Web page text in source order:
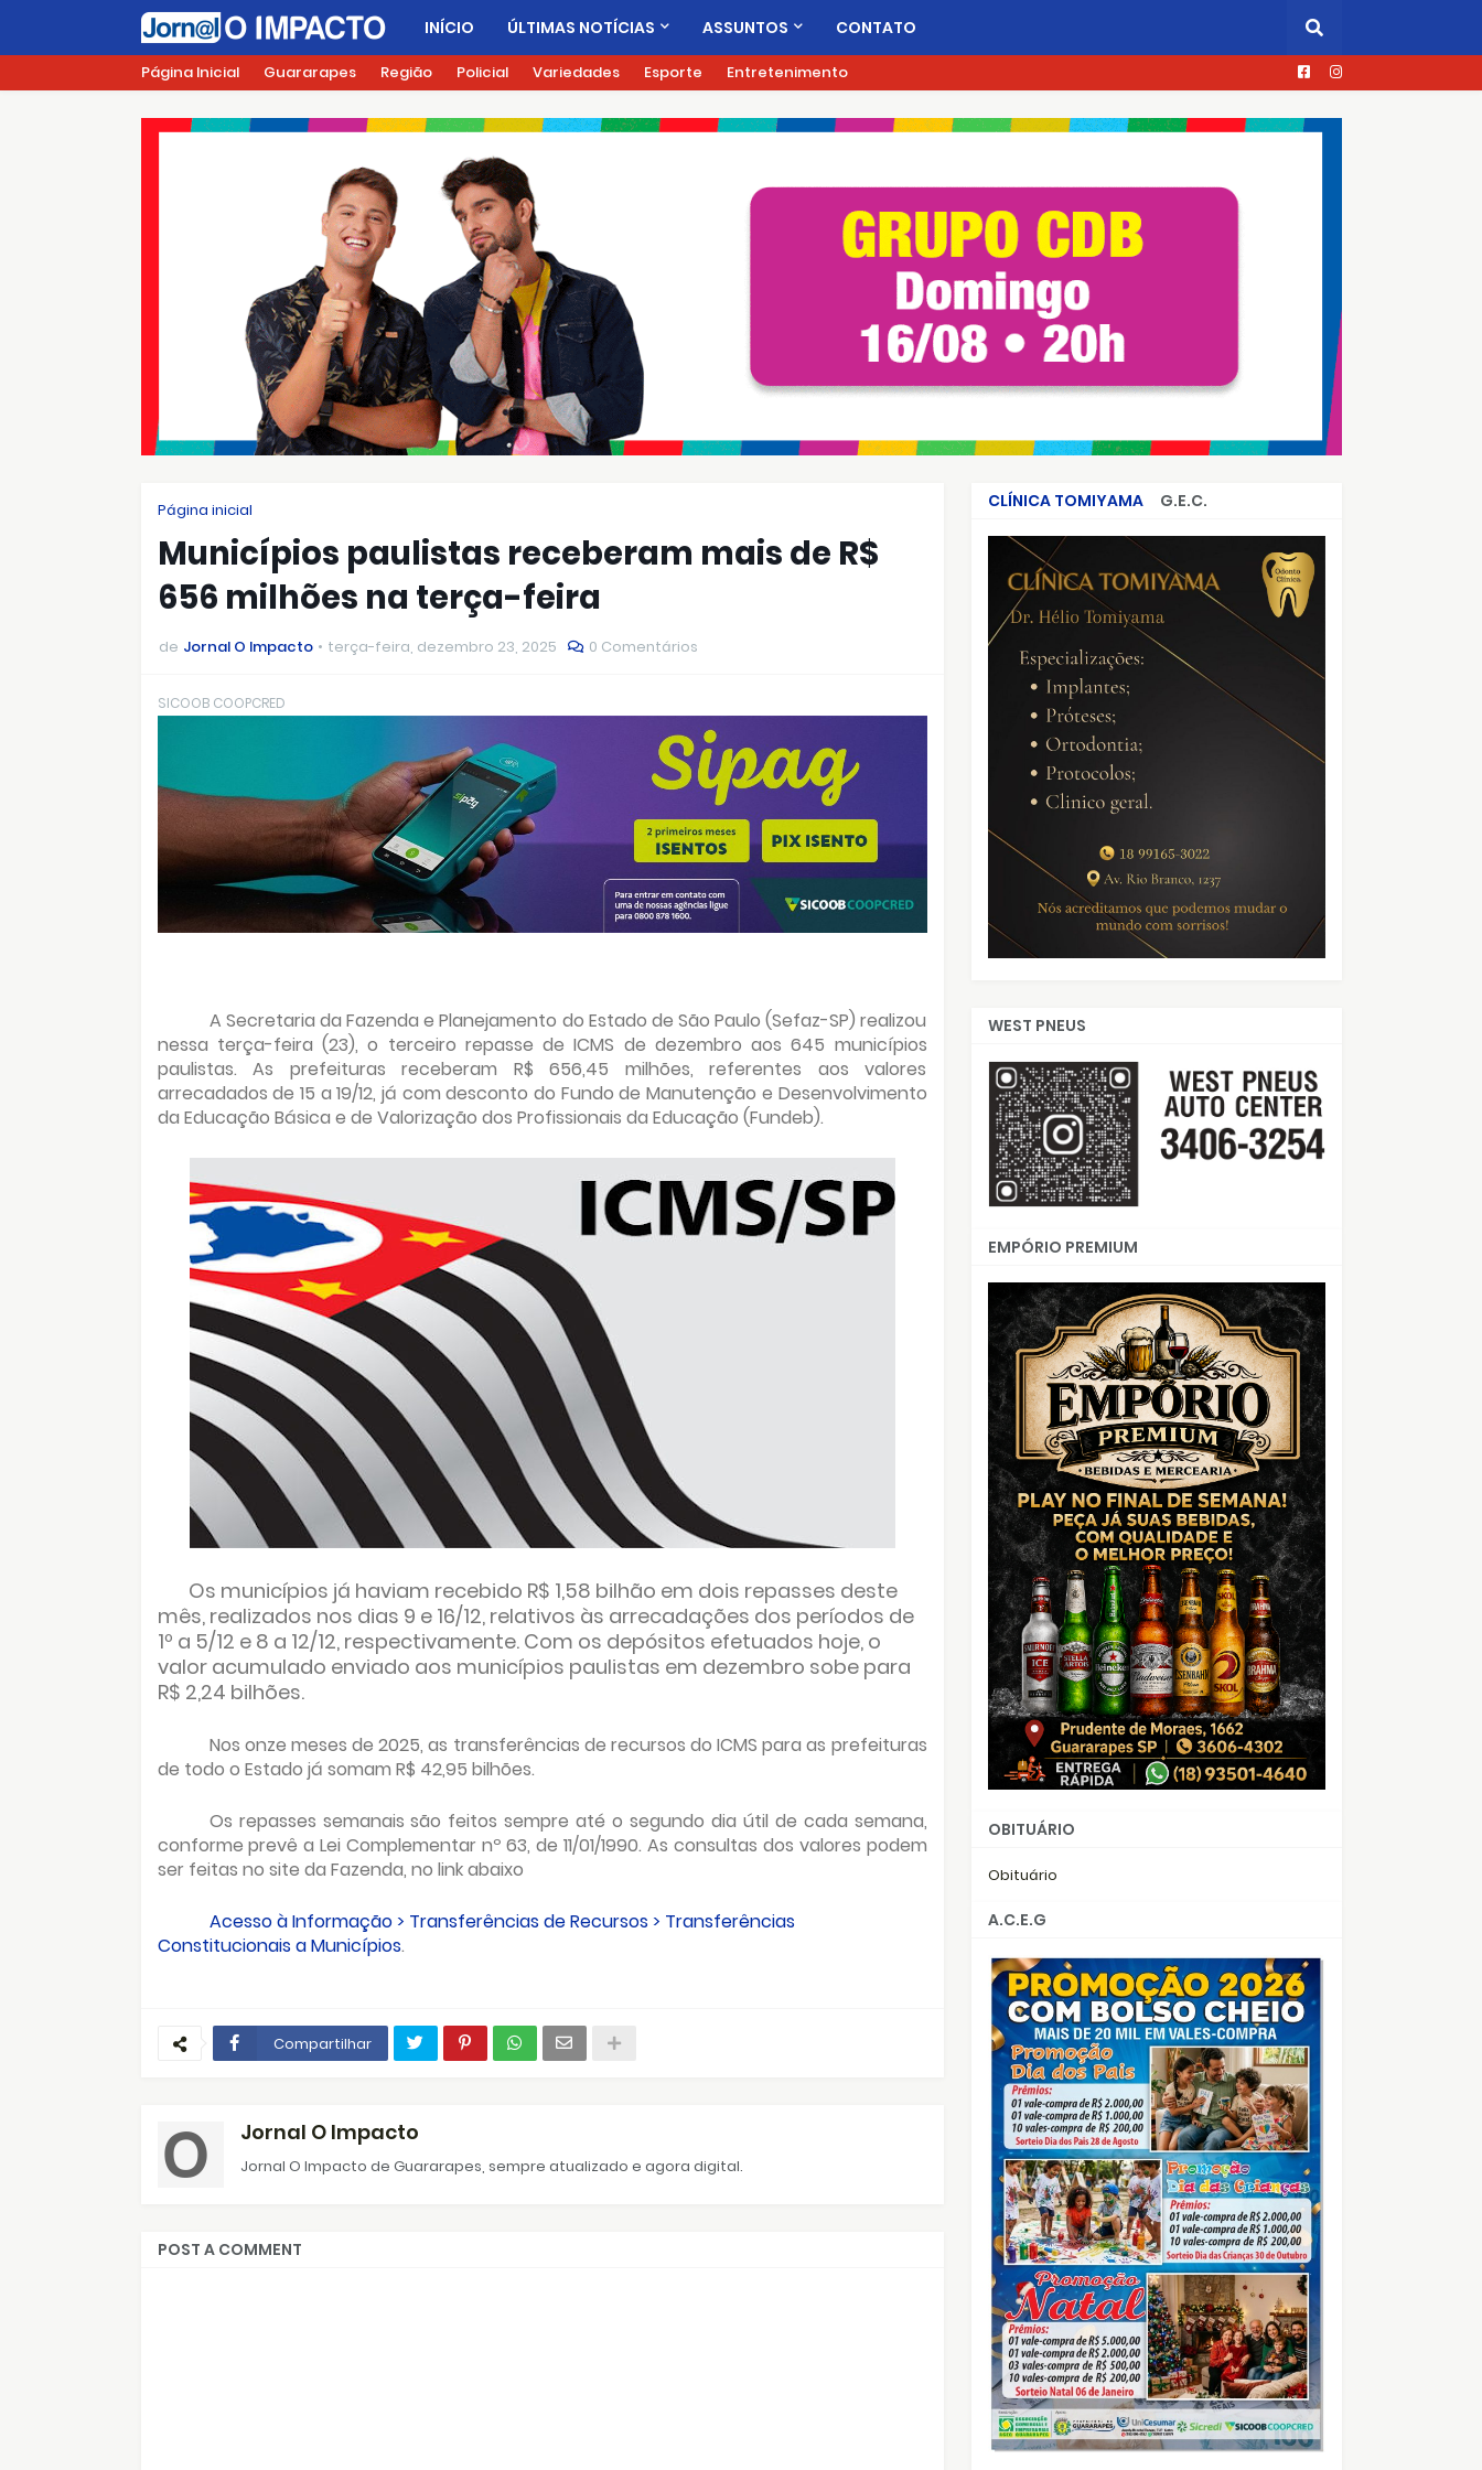
INÍCIO ÚLTIMAS NOTÍCIAS ASSUNTOS CONTATO
Página Inicial Guararapes Região Policial Variedades Esporte Entretenimento
Página inicial
Municípios paulistas receberam mais de R$
656 milhões na terça-feira
de Jornal O Impacto terça-feira, dezembro 23, 2025 0 Comentários
SICOOB COOPCRED
A Secretaria da Fazenda e Planejamento do Estado de São Paulo (Sefaz-SP) realizou
nessa terça-feira (23), o terceiro repasse de ICMS de dezembro aos 645 municípios
paulistas. As prefeituras receberam R$ 656,45 milhões, referentes aos valores
arrecadados de 15 a 19/12, já com desconto do Fundo de Manutenção e Desenvolvimento
da Educação Básica e de Valorização dos Profissionais da Educação (Fundeb).
Os municípios já haviam recebido R$ 1,58 bilhão em dois repasses deste
mês, realizados nos dias 9 e 16/12, relativos às arrecadações dos períodos de
1º a 5/12 e 8 a 12/12, respectivamente. Com os depósitos efetuados hoje, o
valor acumulado enviado aos municípios paulistas em dezembro sobe para
R$ 2,24 bilhões.
Nos onze meses de 2025, as transferências de recursos do ICMS para as prefeituras
de todo o Estado já somam R$ 42,95 bilhões.
Os repasses semanais são feitos sempre até o segundo dia útil de cada semana,
conforme prevê a Lei Complementar nº 63, de 11/01/1990. As consultas dos valores podem
ser feitas no site da Fazenda, no link abaixo
Acesso à Informação > Transferências de Recursos > Transferências
Constitucionais a Municípios.
Compartilhar
Jornal O Impacto
Jornal O Impacto de Guararapes, sempre atualizado e agora digital.
POST A COMMENT
CLÍNICA TOMIYAMA
G.E.C.
CRIMES QUE ABALARAM O BRASIL
WEST PNEUS
EMPÓRIO PREMIUM
OBITUÁRIO
Obituário
A.C.E.G